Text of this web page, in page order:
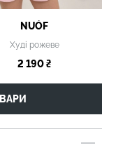
NUÓF
Худі рожеве
2 190 ₴